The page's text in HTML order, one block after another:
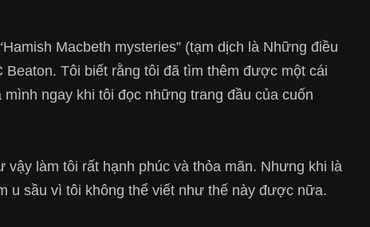
Macbeth mysteries” (tạm dịch là Những điều
Tôi biết rằng tôi đã tìm thêm được một cái
ngay khi tôi đọc những trang đầu của cuốn
làm tôi rất hạnh phúc và thỏa mãn. Nhưng khi là
u sầu vì tôi không thể viết như thế này được nữa.